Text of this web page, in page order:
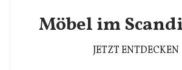
Möbel im
JETZT ENTDECKEN